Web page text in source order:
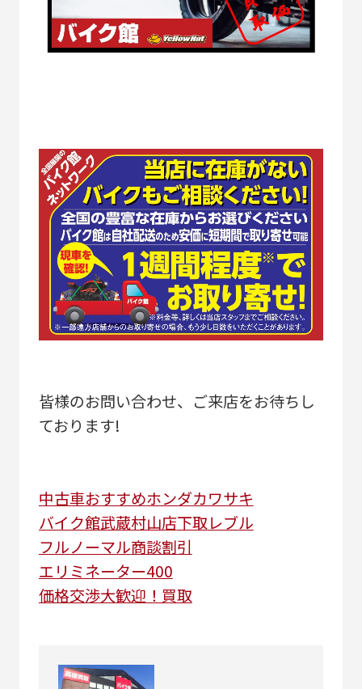
皆様のお問い合わせ、ご来店をお待ちし
ております!
中古車おすすめホンダカワサキ
バイク館武蔵村山店下取レブル
フルノーマル商談割引
エリミネーター400
価格交渉大歓迎！買取